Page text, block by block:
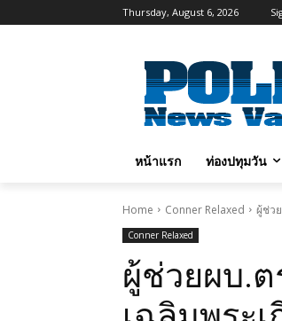
Thursday, August 6, 2026
หน้าแรก ท่องปทุมวัน
Home Conner Relaxed ผู้ช่ว
Conner Relaxed
ผู้ช่วยผบ.